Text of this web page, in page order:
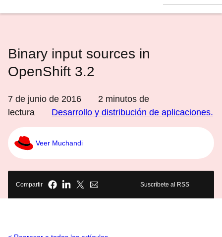
Binary input sources in
OpenShift 3.2
7 de junio de 2016 2 minutos de
lectura
Desarrollo y distribución de aplicaciones.
Veer Muchandi
Compartir Suscríbete al RSS